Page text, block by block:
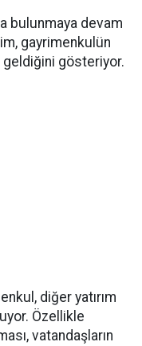
bulunmaya devam
gayrimenkulün
gösteriyor.
diğer yatırım
Özellikle
vatandaşların